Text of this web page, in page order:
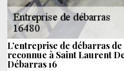
L’entreprise de débarras
reconnue à Saint Laurent
Débarras 16